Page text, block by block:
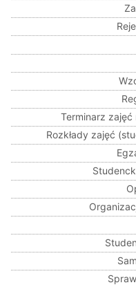
Terminarz
Rozkłady zajęć